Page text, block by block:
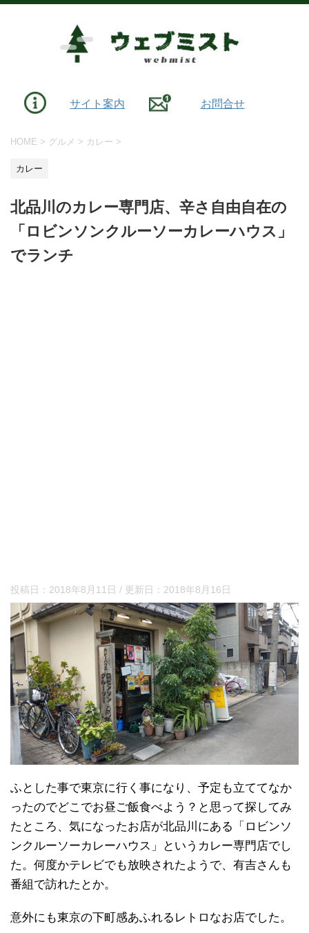
サイト案内 お問合せ
HOME > グルメ > カレー >
カレー
北品川のカレー専門店、辛さ自由自在の
「ロビンソンクルーソーカレーハウス」
でランチ
投稿日： 2018年8月11日 / 更新日： 2018年8月16日
ふとした事で東京に行く事になり、予定も立ててなか
ったのでどこでお昼ご飯食べよう？と思って探してみ
たところ、気になったお店が北品川にある「ロビンソ
ンクルーソーカレーハウス」というカレー専門店でし
た。何度かテレビでも放映されたようで、有吉さんも
番組で訪れたとか。
意外にも東京の下町感あふれるレトロなお店でした。